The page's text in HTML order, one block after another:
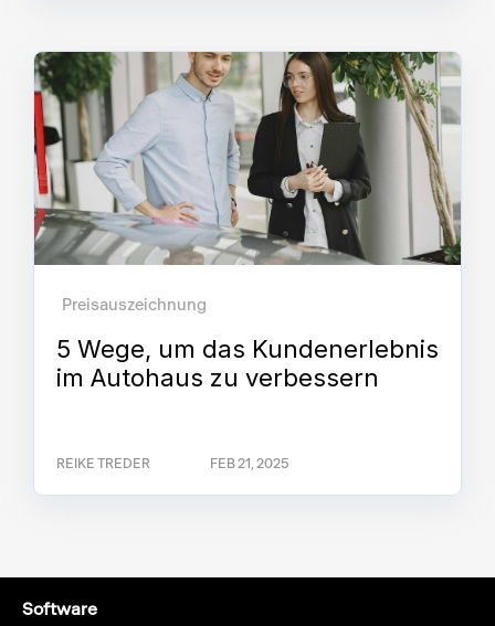
Preisauszeichnung
5 Wege, um das Kundenerlebnis
im Autohaus zu verbessern
REIKE TREDER FEB 21, 2025
Software